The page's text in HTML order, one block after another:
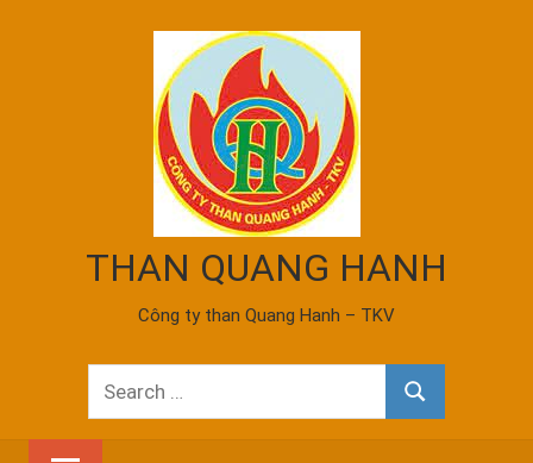
THAN QUANG HANH
Công ty than Quang Hanh – TKV
Search
for:
Search